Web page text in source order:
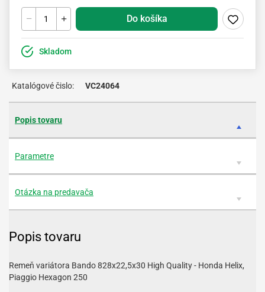
Do košíka
Skladom
Katalógové čislo: VC24064
Popis tovaru
Parametre
Otázka na predavača
Popis tovaru
Remeň variátora Bando 828x22,5x30 High Quality - Honda Helix,
Piaggio Hexagon 250